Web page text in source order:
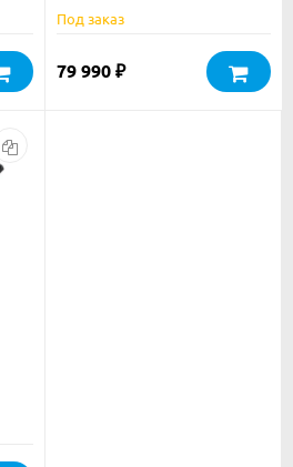
Под заказ
79 990 ₽